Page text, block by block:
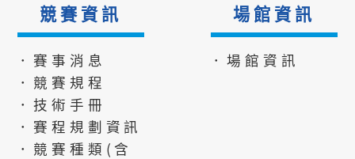
競賽資訊
．賽事消息
．競賽規程
．技術手冊
．賽程規劃資訊
．競賽種類(含
場館資訊
．場館資訊